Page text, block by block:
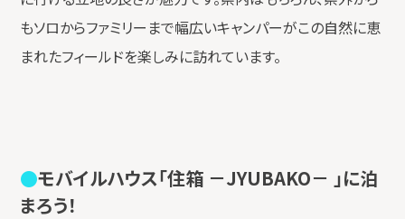
もソロからファミリーまで幅広いキャンパーがこの自然に恵
まれたフィールドを楽しみに訪れています。
モバイルハウス「住箱 －JYUBAKO－ 」に泊
まろう！